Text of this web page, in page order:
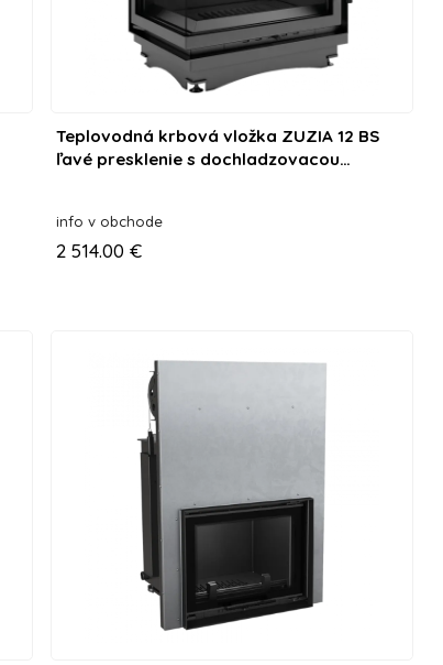
Teplovodná krbová vložka ZUZIA 12 BS
ľavé presklenie s dochladzovacou
info v obchode
2 514.00 €